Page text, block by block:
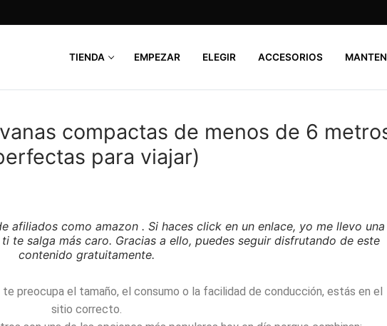
TIENDA EMPEZAR ELEGIR ACCESORIOS
compactas de menos de 6
para viajar)
afiliados como amazon . Si haces click en un enlace, yo me llevo una
te salga más caro. Gracias a ello, puedes seguir disfrutando de este
contenido gratuitamente.
preocupa el tamaño, el consumo o la facilidad de conducción, estás en el
sitio correcto.